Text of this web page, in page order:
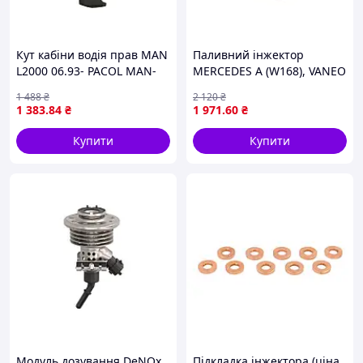
Кут кабіни водія прав MAN
L2000 06.93- PACOL MAN-
1 383.84 ₴
1 488₴
Купити
Паливний інжектор
MERCEDES A (W168), VANEO
MEAT & DORIA 75112071
1 971.60 ₴
2 120₴
Купити